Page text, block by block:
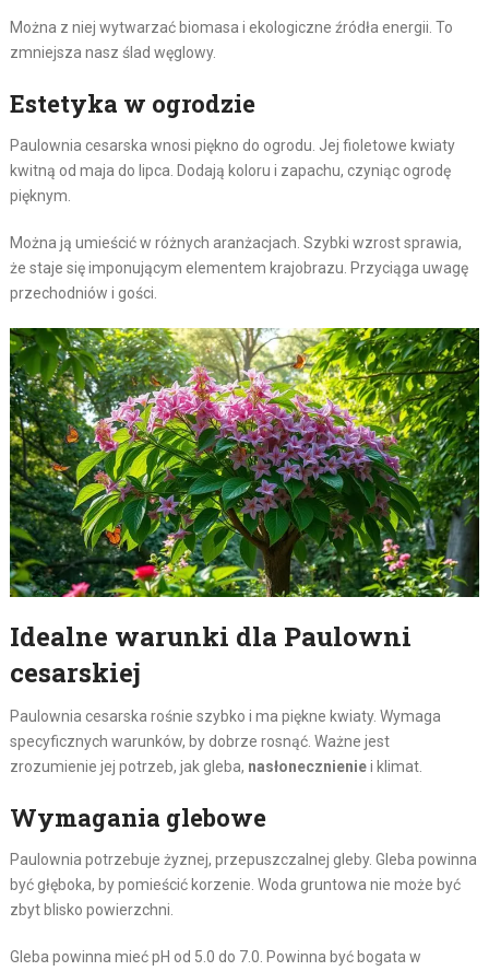
Można z niej wytwarzać biomasa i ekologiczne źródła energii. To
zmniejsza nasz ślad węglowy.
Estetyka w ogrodzie
Paulownia cesarska wnosi piękno do ogrodu. Jej fioletowe kwiaty
kwitną od maja do lipca. Dodają koloru i zapachu, czyniąc ogrodę
pięknym.
Można ją umieścić w różnych aranżacjach. Szybki wzrost sprawia,
że staje się imponującym elementem krajobrazu. Przyciąga uwagę
przechodniów i gości.
Idealne warunki dla Paulowni
cesarskiej
Paulownia cesarska rośnie szybko i ma piękne kwiaty. Wymaga
specyficznych warunków, by dobrze rosnąć. Ważne jest
zrozumienie jej potrzeb, jak gleba, nasłonecznieniei klimat.
Wymagania glebowe
Paulownia potrzebuje żyznej, przepuszczalnej gleby. Gleba powinna
być głęboka, by pomieścić korzenie. Woda gruntowa nie może być
zbyt blisko powierzchni.
Gleba powinna mieć pH od 5.0 do 7.0. Powinna być bogata w